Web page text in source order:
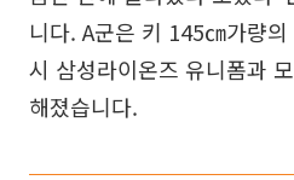
니다. A군은 키 145㎝가량
시 삼성라이온즈 유니폼과
해졌습니다.